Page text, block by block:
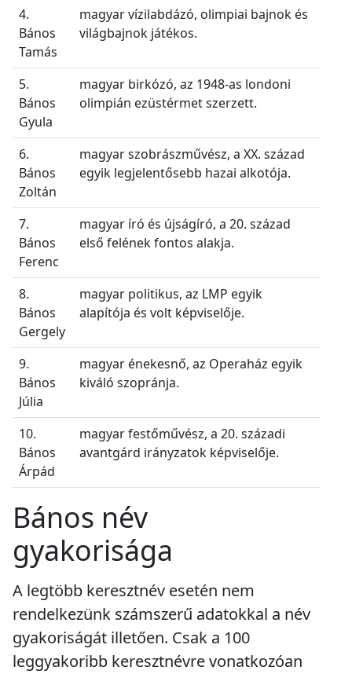
4.
Bános
Tamás
magyar vízilabdázó, olimpiai bajnok és
világbajnok játékos.
5.
Bános
Gyula
magyar birkózó, az 1948-as londoni
olimpián ezüstérmet szerzett.
6.
Bános
Zoltán
magyar szobrászművész, a XX. század
egyik legjelentősebb hazai alkotója.
7.
Bános
Ferenc
magyar író és újságíró, a 20. század
első felének fontos alakja.
8.
Bános
Gergely
magyar politikus, az LMP egyik
alapítója és volt képviselője.
9.
Bános
Júlia
magyar énekesnő, az Operaház egyik
kiváló szopránja.
10.
Bános
Árpád
magyar festőművész, a 20. századi
avantgárd irányzatok képviselője.
Bános név
gyakorisága
A legtöbb keresztnév esetén nem
rendelkezünk számszerű adatokkal a név
gyakoriságát illetően. Csak a 100
leggyakoribb keresztnévre vonatkozóan